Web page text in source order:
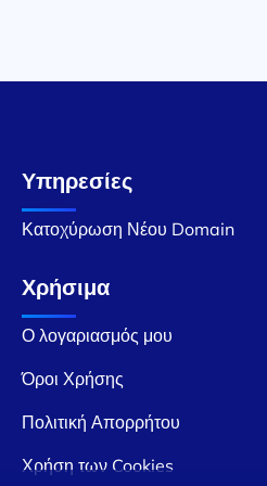
Υπηρεσίες
Κατοχύρωση Νέου Domain
Χρήσιμα
Ο λογαριασμός μου
Όροι Χρήσης
Πολιτική Απορρήτου
Χρήση των Cookies